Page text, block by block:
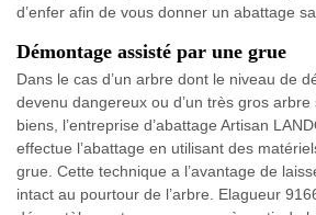
d’enfer afin de vous donner un abattage
Démontage assisté par une grue
Dans le cas d’un arbre dont le niveau de
devenu dangereux ou d’un très gros
biens, l’entreprise d’abattage Artisan
effectue l’abattage en utilisant des
grue. Cette technique a l’avantage de
intact au pourtour de l’arbre. Elagueur